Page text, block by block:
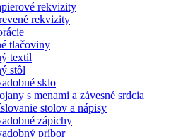
rekvizity
rekvizity
tlačoviny
textil
stôl
sklo
s menami a závesné srdcia
stolov a nápisy
zápichy
príbor